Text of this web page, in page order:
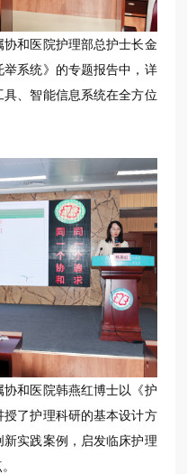
和医院护理部总护士长金
系统》的专题报告中，详
、智能信息系统在全方位
和医院韩燕红博士以《护
了护理科研的基本设计方
实践案例，启发临床护理